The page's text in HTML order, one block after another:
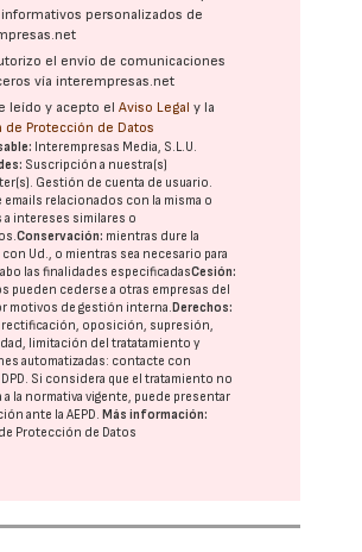
personalizados de
el envío de comunicaciones
vía interempresas.net
leído y acepto elAviso Legal y la
de Protección de Datos
Interempresas Media, S.L.U.
Suscripción a nuestra(s)
Gestión de cuenta de usuario.
emails relacionados con la misma o
a intereses similares o
Conservación: mientras dure la
Ud., o mientras sea necesario para
las finalidades especificadasCesión:
pueden cederse a otras empresas del
motivos de gestión interna.Derechos:
rectificación, oposición, supresión,
limitación del tratatamiento y
automatizadas: contacte con
. Si considera que el tratamiento no
a la normativa vigente, puede presentar
ante laAEPD .Más información:
Protección de Datos